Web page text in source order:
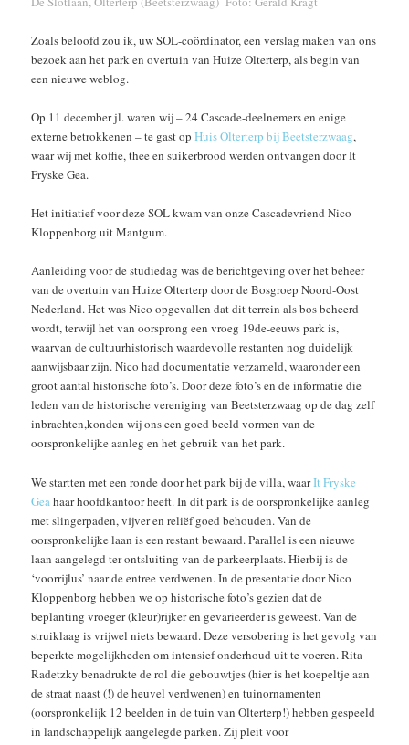
Zoals beloofd zou ik, uw SOL-coördinator, een verslag maken van ons
bezoek aan het park en overtuin van Huize Olterterp, als begin van
een nieuwe weblog.
Op 11 december jl. waren wij – 24 Cascade-deelnemers en enige
externe betrokkenen – te gast opHuis Olterterp bij Beetsterzwaag,
waar wij met koffie, thee en suikerbrood werden ontvangen door It
Fryske Gea.
Het initiatief voor deze SOL kwam van onze Cascadevriend Nico
Kloppenborg uit Mantgum.
Aanleiding voor de studiedag was de berichtgeving over het beheer
van de overtuin van Huize Olterterp door de Bosgroep Noord-Oost
Nederland. Het was Nico opgevallen dat dit terrein als bos beheerd
wordt, terwijl het van oorsprong een vroeg 19de-eeuws park is,
waarvan de cultuurhistorisch waardevolle restanten nog duidelijk
aanwijsbaar zijn. Nico had documentatie verzameld, waaronder een
groot aantal historische foto’s. Door deze foto’s en de informatie die
leden van de historische vereniging van Beetsterzwaag op de dag zelf
inbrachten,konden wij ons een goed beeld vormen van de
oorspronkelijke aanleg en het gebruik van het park.
We startten met een ronde door het park bij de villa, waarIt Fryske
Gea haar hoofdkantoor heeft. In dit park is de oorspronkelijke aanleg
met slingerpaden, vijver en reliëf goed behouden. Van de
oorspronkelijke laan is een restant bewaard. Parallel is een nieuwe
laan aangelegd ter ontsluiting van de parkeerplaats. Hierbij is de
‘voorrijlus’ naar de entree verdwenen. In de presentatie door Nico
Kloppenborg hebben we op historische foto’s gezien dat de
beplanting vroeger (kleur)rijker en gevarieerder is geweest. Van de
struiklaag is vrijwel niets bewaard. Deze versobering is het gevolg van
beperkte mogelijkheden om intensief onderhoud uit te voeren. Rita
Radetzky benadrukte de rol die gebouwtjes (hier is het koepeltje aan
de straat naast (!) de heuvel verdwenen) en tuinornamenten
(oorspronkelijk 12 beelden in de tuin van Olterterp!) hebben gespeeld
in landschappelijk aangelegde parken. Zij pleit voor